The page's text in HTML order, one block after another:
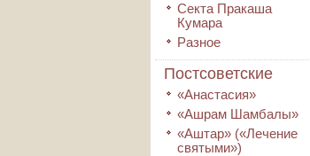
Секта Пракаша
Кумара
Разное
Постсоветские
«Анастасия»
«Ашрам Шамбалы»
«Аштар» («Лечение
святыми»)